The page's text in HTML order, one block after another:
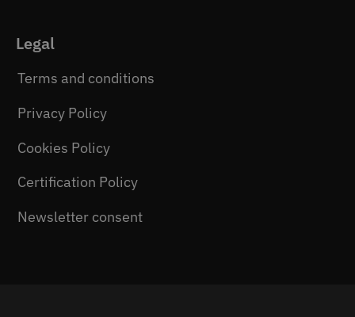
Legal
Terms and conditions
Privacy Policy
Cookies Policy
Certification Policy
Newsletter consent